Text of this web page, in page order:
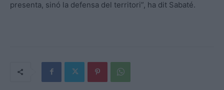
presenta, sinó la defensa del territori”, ha dit Sabaté.